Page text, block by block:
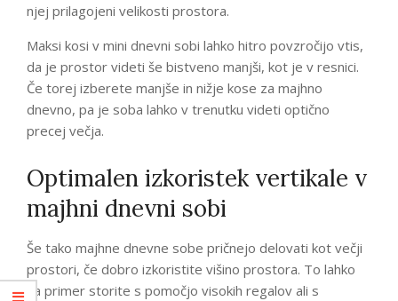
njej prilagojeni velikosti prostora.
Maksi kosi v mini dnevni sobi lahko hitro povzročijo vtis,
da je prostor videti še bistveno manjši, kot je v resnici.
Če torej izberete manjše in nižje kose za majhno
dnevno, pa je soba lahko v trenutku videti optično
precej večja.
Optimalen izkoristek vertikale v
majhni dnevni sobi
Še tako majhne dnevne sobe pričnejo delovati kot večji
prostori, če dobro izkoristite višino prostora. To lahko
na primer storite s pomočjo visokih regalov ali s